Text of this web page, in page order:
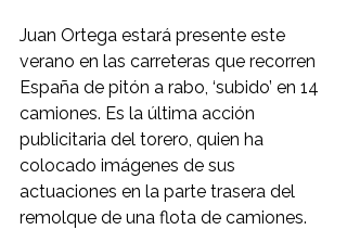
Juan Ortega estará presente este
verano en las carreteras que recorren
España de pitón a rabo, ‘subido’ en 14
camiones. Es la última acción
publicitaria del torero, quien ha
colocado imágenes de sus
actuaciones en la parte trasera del
remolque de una flota de camiones.